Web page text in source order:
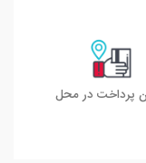
پرداخت در محل